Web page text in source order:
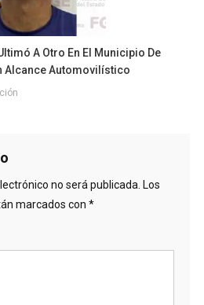
A Otro En El Municipio De
Alcance Automovilístico
no será publicada. Los
marcados con *